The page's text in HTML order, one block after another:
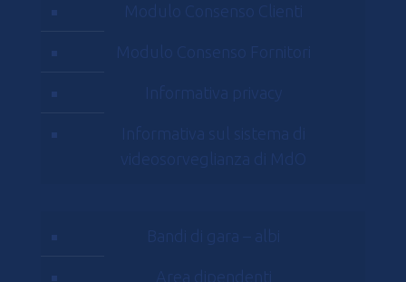
Modulo Consenso Clienti
Modulo Consenso Fornitori
Informativa privacy
Informativa sul sistema di
videosorveglianza di MdO
Bandi di gara – albi
Area dipendenti